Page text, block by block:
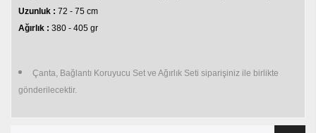
Uzunluk : 72 - 75 cm
Ağırlık : 380 - 405 gr
Çanta, Bağlantı Koruyucu Set ve Ağırlık Seti siparişiniz ile birlikte
gönderilecektir.